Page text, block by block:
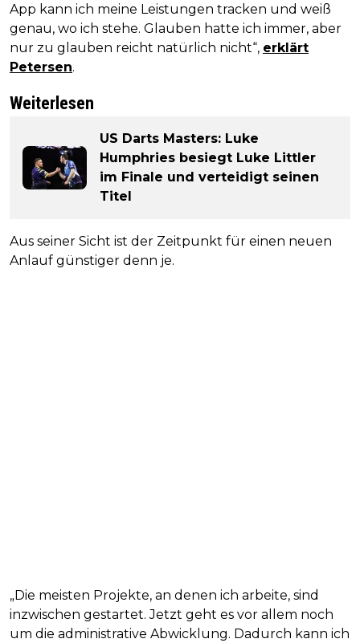
App kann ich meine Leistungen tracken und weiß
genau, wo ich stehe. Glauben hatte ich immer, aber
nur zu glauben reicht natürlich nicht“, erklärt
Petersen.
Weiterlesen
US Darts Masters: Luke
Humphries besiegt Luke Littler
im Finale und verteidigt seinen
Titel
Aus seiner Sicht ist der Zeitpunkt für einen neuen
Anlauf günstiger denn je.
„Die meisten Projekte, an denen ich arbeite, sind
inzwischen gestartet. Jetzt geht es vor allem noch
um die administrative Abwicklung. Dadurch kann ich